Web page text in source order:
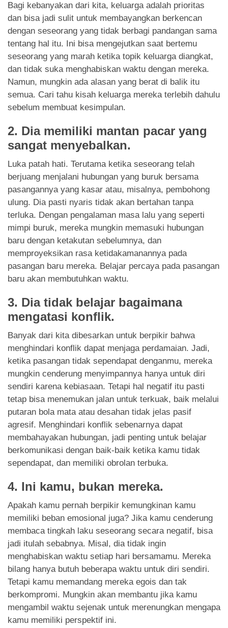
Bagi kebanyakan dari kita, keluarga adalah prioritas
dan bisa jadi sulit untuk membayangkan berkencan
dengan seseorang yang tidak berbagi pandangan sama
tentang hal itu. Ini bisa mengejutkan saat bertemu
seseorang yang marah ketika topik keluarga diangkat,
dan tidak suka menghabiskan waktu dengan mereka.
Namun, mungkin ada alasan yang berat di balik itu
semua. Cari tahu kisah keluarga mereka terlebih dahulu
sebelum membuat kesimpulan.
2. Dia memiliki mantan pacar yang
sangat menyebalkan.
Luka patah hati. Terutama ketika seseorang telah
berjuang menjalani hubungan yang buruk bersama
pasangannya yang kasar atau, misalnya, pembohong
ulung. Dia pasti nyaris tidak akan bertahan tanpa
terluka. Dengan pengalaman masa lalu yang seperti
mimpi buruk, mereka mungkin memasuki hubungan
baru dengan ketakutan sebelumnya, dan
memproyeksikan rasa ketidakamanannya pada
pasangan baru mereka. Belajar percaya pada pasangan
baru akan membutuhkan waktu.
3. Dia tidak belajar bagaimana
mengatasi konflik.
Banyak dari kita dibesarkan untuk berpikir bahwa
menghindari konflik dapat menjaga perdamaian. Jadi,
ketika pasangan tidak sependapat denganmu, mereka
mungkin cenderung menyimpannya hanya untuk diri
sendiri karena kebiasaan. Tetapi hal negatif itu pasti
tetap bisa menemukan jalan untuk terkuak, baik melalui
putaran bola mata atau desahan tidak jelas pasif
agresif. Menghindari konflik sebenarnya dapat
membahayakan hubungan, jadi penting untuk belajar
berkomunikasi dengan baik-baik ketika kamu tidak
sependapat, dan memiliki obrolan terbuka.
4. Ini kamu, bukan mereka.
Apakah kamu pernah berpikir kemungkinan kamu
memiliki beban emosional juga? Jika kamu cenderung
membaca tingkah laku seseorang secara negatif, bisa
jadi itulah sebabnya. Misal, dia tidak ingin
menghabiskan waktu setiap hari bersamamu. Mereka
bilang hanya butuh beberapa waktu untuk diri sendiri.
Tetapi kamu memandang mereka egois dan tak
berkompromi. Mungkin akan membantu jika kamu
mengambil waktu sejenak untuk merenungkan mengapa
kamu memiliki perspektif ini.